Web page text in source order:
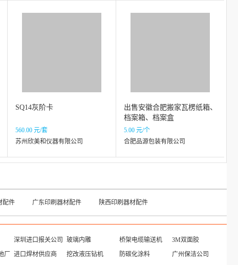
SQ14灰阶卡
560.00 元/套
苏州欣美和仪器有限公司
出售安徽合肥搬家瓦楞纸箱、
档案箱、档案盒
5.00 元/个
合肥品源包装有限公司
配件 广东印刷器材配件 陕西印刷器材配件
深圳进口报关公司 玻璃内雕 桥架电缆输送机
3M双面胶
进口焊材供应商 挖改液压钻机 防碳化涂料 广州保洁公司